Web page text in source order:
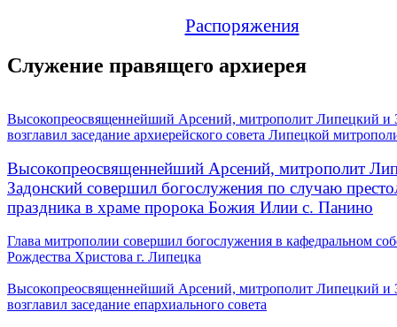
Распоряжения
Служение правящего архиерея
Высокопреосвященнейший Арсений, митрополит Липецкий и
возглавил заседание архиерейского совета Липецкой
Высокопреосвященнейший Арсений, митрополит
Задонский совершил богослужения по случаю
праздника в храме пророка Божия Илии с. Панино
Глава митрополии совершил богослужения в кафедральном
Рождества Христова г. Липецка
Высокопреосвященнейший Арсений, митрополит Липецкий и
возглавил заседание епархиального совета